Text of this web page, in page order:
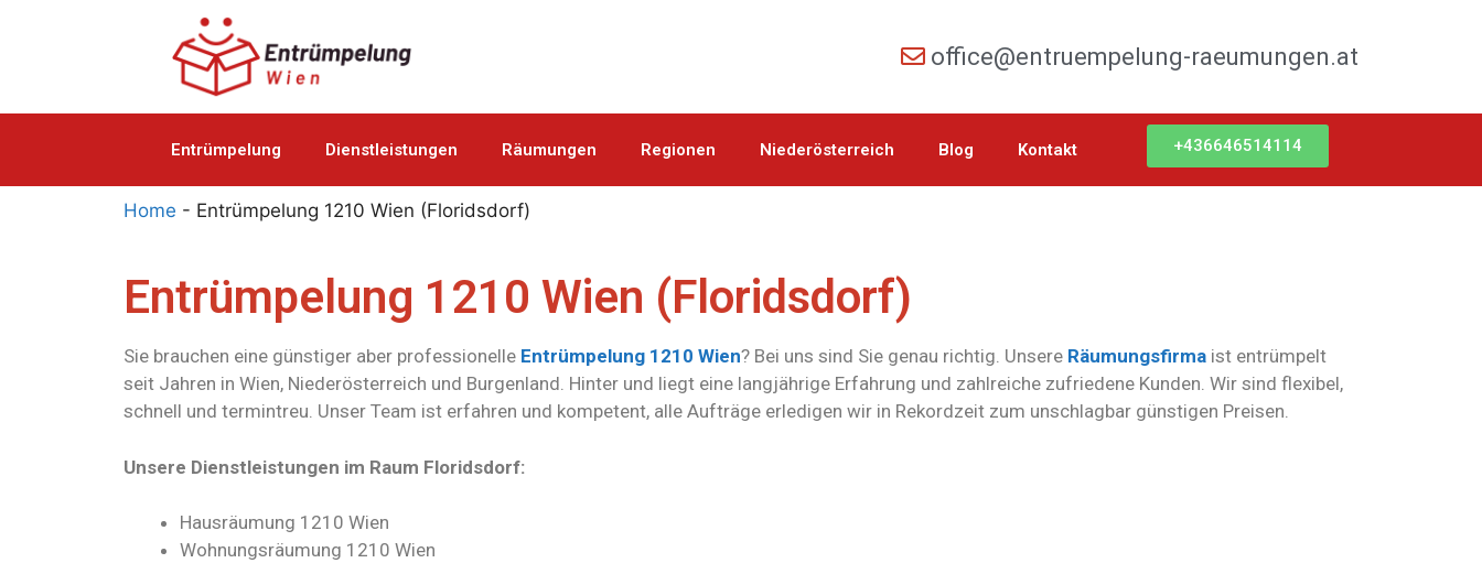
office@entruempelung-raeumungen.at
Entrümpelung Dienstleistungen Räumungen Regionen Niederösterreich Blog Kontakt +436646514114
Home - Entrümpelung 1210 Wien (Floridsdorf)
Entrümpelung 1210 Wien (Floridsdorf)
Sie brauchen eine günstiger aber professionelle Entrümpelung 1210 Wien? Bei uns sind Sie genau richtig. Unsere Räumungsfirma ist entrümpelt
seit Jahren in Wien, Niederösterreich und Burgenland. Hinter und liegt eine langjährige Erfahrung und zahlreiche zufriedene Kunden. Wir sind flexibel,
schnell und termintreu. Unser Team ist erfahren und kompetent, alle Aufträge erledigen wir in Rekordzeit zum unschlagbar günstigen Preisen.
Unsere Dienstleistungen im Raum Floridsdorf:
Hausräumung 1210 Wien
Wohnungsräumung 1210 Wien